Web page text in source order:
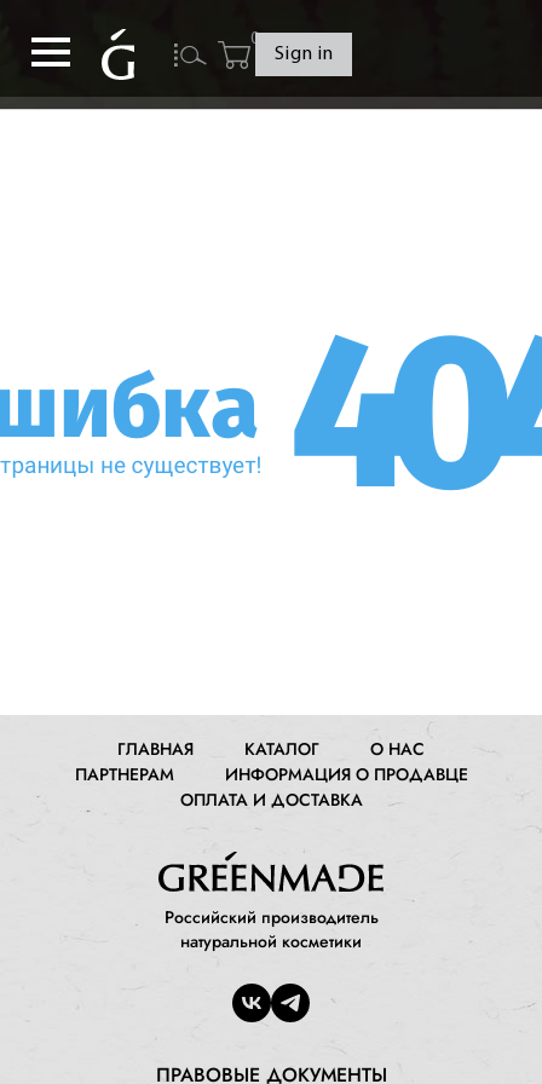
0
Sign in
ГЛАВНАЯ КАТАЛОГ
О НАС
ПАРТНЕРАМ
ИНФОРМАЦИЯ О ПРОДАВЦЕ
ОПЛАТА И ДОСТАВКА
Российский производитель
натуральной косметики
ПРАВОВЫЕ ДОКУМЕНТЫ